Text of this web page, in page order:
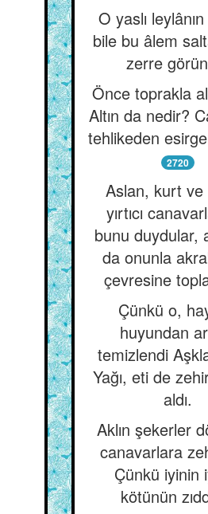
O yaslı leylânın
bile bu âlem
zerre
Önce toprakla
Altın da nedir?
tehlikeden
2720
Aslan, kurt ve
yırtıcı
bunu duydular,
da onunla
çevresine
Çünkü o,
huyundan
temizlendi
Yağı, eti de
aldı.
Aklın şekerler
canavarlara
Çünkü iyinin
kötünün